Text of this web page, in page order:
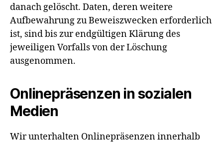
danach gelöscht. Daten, deren weitere
Aufbewahrung zu Beweiszwecken erforderlich
ist, sind bis zur endgültigen Klärung des
jeweiligen Vorfalls von der Löschung
ausgenommen.
Onlinepräsenzen in sozialen
Medien
Wir unterhalten Onlinepräsenzen innerhalb